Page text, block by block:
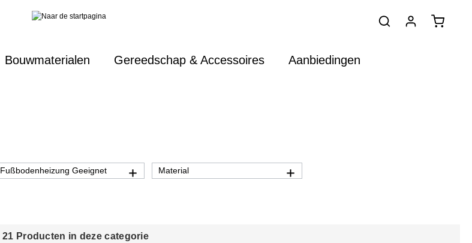
Bouwmaterialen Gereedschap & Accessoires Aanbiedingen
Fußbodenheizung Geeignet Material
21 Producten in deze categorie